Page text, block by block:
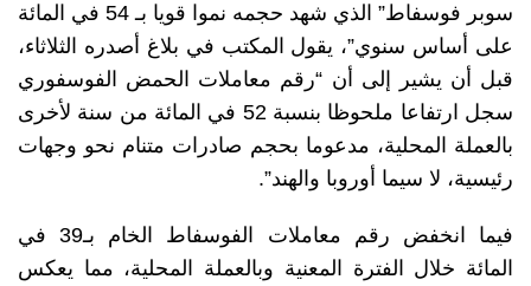
سوبر فوسفاط” الذي شهد حجمه نموا قويا بـ 54 في المائة
على أساس سنوي”، يقول المكتب في بلاغ أصدره الثلاثاء،
قبل أن يشير إلى أن “رقم معاملات الحمض الفوسفوري
سجل ارتفاعا ملحوظا بنسبة 52 في المائة من سنة لأخرى
بالعملة المحلية، مدعوما بحجم صادرات متنام نحو وجهات
رئيسية، لا سيما أوروبا والهند”.
فيما انخفض رقم معاملات الفوسفاط الخام بـ39 في
المائة خلال الفترة المعنية وبالعملة المحلية، مما يعكس